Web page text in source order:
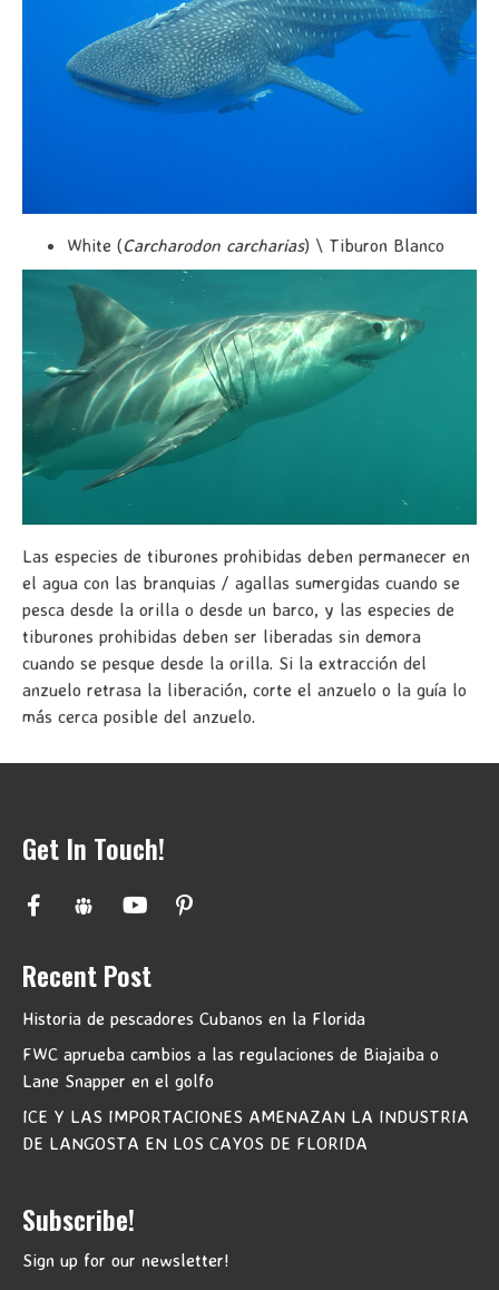
White (Carcharodon carcharias) \ Tiburon Blanco
Las especies de tiburones prohibidas deben permanecer en
el agua con las branquias / agallas sumergidas cuando se
pesca desde la orilla o desde un barco, y las especies de
tiburones prohibidas deben ser liberadas sin demora
cuando se pesque desde la orilla. Si la extracción del
anzuelo retrasa la liberación, corte el anzuelo o la guía lo
más cerca posible del anzuelo.
Get In Touch!
Recent Post
Historia de pescadores Cubanos en la Florida
FWC aprueba cambios a las regulaciones de Biajaiba o
Lane Snapper en el golfo
ICE Y LAS IMPORTACIONES AMENAZAN LA INDUSTRIA
DE LANGOSTA EN LOS CAYOS DE FLORIDA
Subscribe!
Sign up for our newsletter!